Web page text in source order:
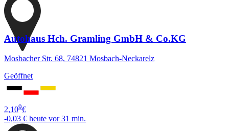
Autohaus Hch. Gramling GmbH & Co.KG
Mosbacher Str. 68, 74821 Mosbach-Neckarelz
Geöffnet
2,109€
-0,03 € heute vor 31 min.